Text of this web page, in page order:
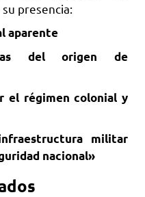
presencia:
aparente
del origen de
el régimen colonial y
militar
nacional»